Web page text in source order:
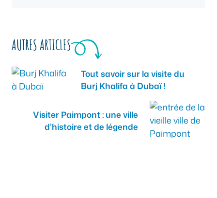
AUTRES ARTICLES
Tout savoir sur la visite du
Burj Khalifa à Dubaï !
Visiter Paimpont : une ville
d’histoire et de légende